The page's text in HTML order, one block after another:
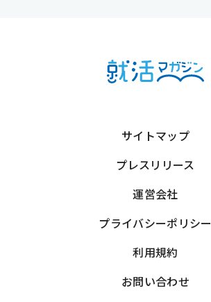
サイトマップ
プレスリリース
運営会社
プライバシーポリシー
利用規約
お問い合わせ